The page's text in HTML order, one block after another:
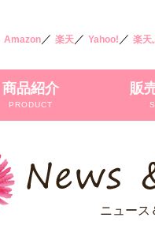
Amazon／ 楽天／ Yahoo! ／ 楽天
商品紹介
PRODUCT
販
ニュース